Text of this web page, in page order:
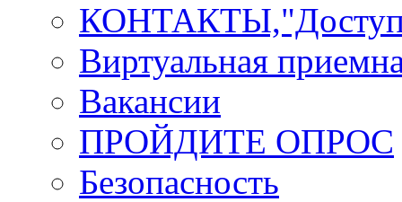
Виртуальная
Вакансии
ПРОЙДИТЕ ОПРОС
Безопасность